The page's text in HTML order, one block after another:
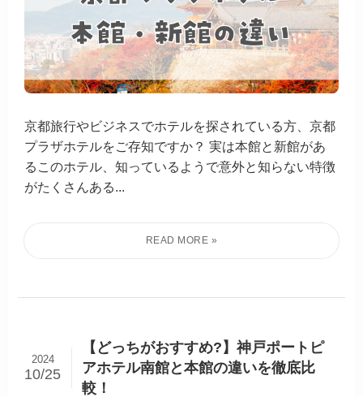
京都旅行やビジネスでホテルを探されている方、京都
プラザホテルをご存知ですか？ 実は本館と新館があ
るこのホテル、知っているようで意外と知らない特徴
がたくさんある...
【どっちがおすすめ?】神戸ポートピ
アホテル南館と本館の違いを徹底比
較！
2024
10/25